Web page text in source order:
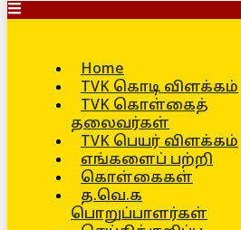
Home
TVK கொடி விளக்கம்
TVK கொள்கைத்
தலைவர்கள்
TVK பெயர் விளக்கம்
எங்களைப் பற்றி
கொள்கைகள்
த.வெ.க
பொறுப்பாளர்கள்